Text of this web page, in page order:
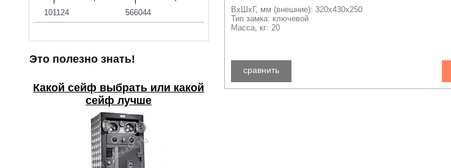
ВхШхГ, мм (внешние): 320x430x250
Тип замка: ключевой
Масса, кг: 20
сравнить
101124 566044
Это полезно знать!
Какой сейф выбрать или какой
сейф лучше